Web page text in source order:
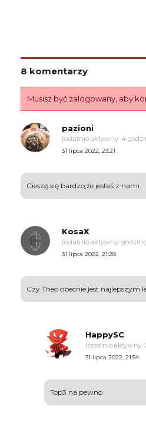
8 komentarzy
Musisz być zalogowany, aby
pazioni
(ostatnio aktywny: 4
31 lipca 2022, 23:21
Cieszę się bardzo,że jesteś z nami.
KosaX
(ostatnio aktywny:
31 lipca 2022, 21:28
Czy Theo obecnie jest najlepszym
HappySC
(ostatnio aktywny:
31 lipca 2022, 21:54
Top3 na pewno